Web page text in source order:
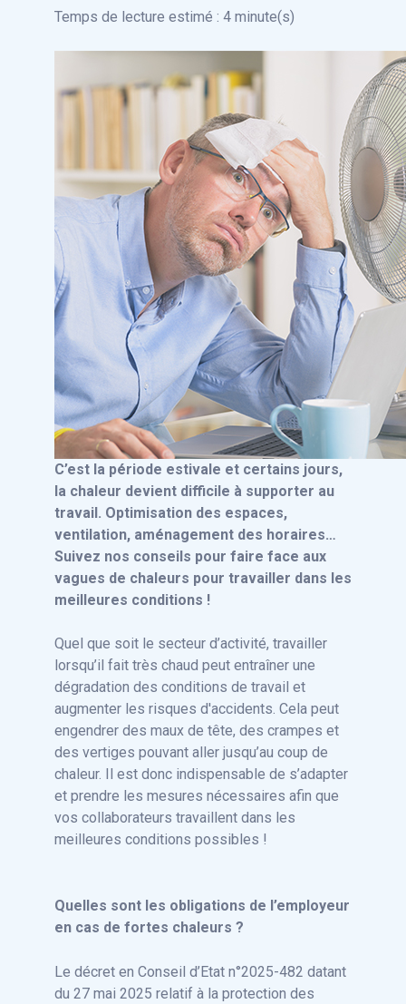
Temps de lecture estimé : 4 minute(s)
C’est la période estivale et certains jours,
la chaleur devient difficile à supporter au
travail. Optimisation des espaces,
ventilation, aménagement des horaires…
Suivez nos conseils pour faire face aux
vagues de chaleurs pour travailler dans les
meilleures conditions !
Quel que soit le secteur d’activité, travailler
lorsqu’il fait très chaud peut entraîner une
dégradation des conditions de travail et
augmenter les risques d'accidents. Cela peut
engendrer des maux de tête, des crampes et
des vertiges pouvant aller jusqu’au coup de
chaleur. Il est donc indispensable de s’adapter
et prendre les mesures nécessaires afin que
vos collaborateurs travaillent dans les
meilleures conditions possibles !
Quelles sont les obligations de l’employeur
en cas de fortes chaleurs ?
Le décret en Conseil d’Etat n°2025-482 datant
du 27 mai 2025 relatif à la protection des